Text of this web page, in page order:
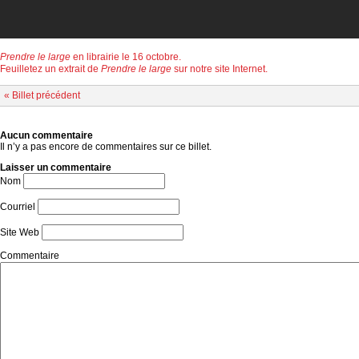
Prendre le large en librairie le 16 octobre.
Feuilletez un extrait de Prendre le large sur notre site Internet.
« Billet précédent
Aucun commentaire
Il n’y a pas encore de commentaires sur ce billet.
Laisser un commentaire
Nom
Courriel
Site Web
Commentaire